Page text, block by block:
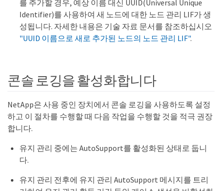
를 추가할 경우, 예상 이름 대신 UUID(Universal Unique
Identifier)를 사용하여 새 노드에 대한 노드 관리 LIF가 생
성됩니다. 자세한 내용은 기술 자료 문서를 참조하십시오
"UUID 이름으로 새로 추가된 노드의 노드 관리 LIF".
콘솔 로깅을 활성화합니다
NetApp은 사용 중인 장치에서 콘솔 로깅을 사용하도록 설정
하고 이 절차를 수행할 때 다음 작업을 수행할 것을 적극 권장
합니다.
유지 관리 중에는 AutoSupport를 활성화된 상태로 둡니
다.
유지 관리 전후에 유지 관리 AutoSupport 메시지를 트리